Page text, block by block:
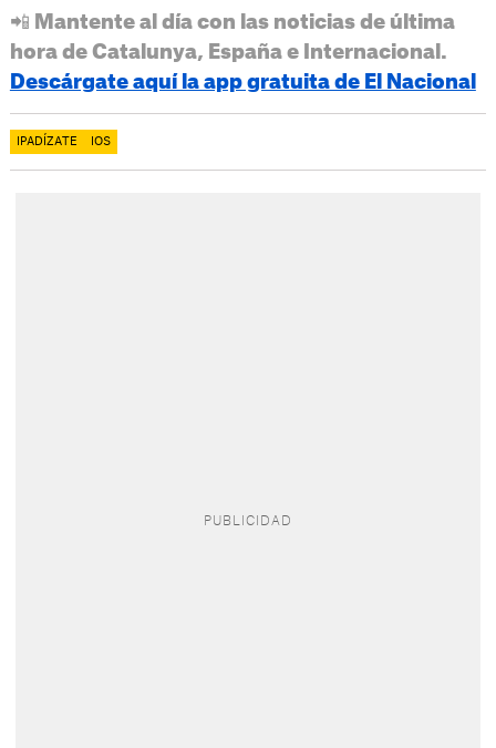
📲 Mantente al día con las noticias de última
hora de Catalunya, España e Internacional.
Descárgate aquí la app gratuita de El Nacional
IPADÍZATE IOS